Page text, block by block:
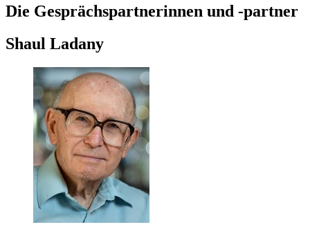
Die Gesprächspartnerinnen und -partner
Shaul Ladany